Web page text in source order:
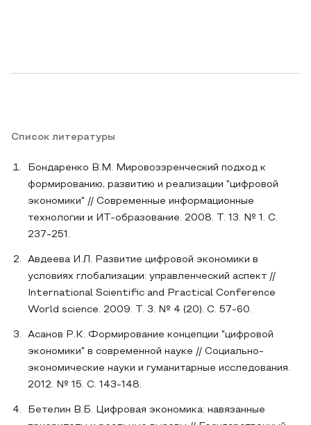
Список литературы
Бондаренко В.М. Мировоззренческий подход к
формированию, развитию и реализации "цифровой
экономики" // Современные информационные
технологии и ИТ-образование. 2008. Т. 13. № 1. С.
237-251.
Авдеева И.Л. Развитие цифровой экономики в
условиях глобализации: управленческий аспект //
International Scientific and Practical Conference
World science. 2009. Т. 3. № 4 (20). С. 57-60.
Асанов Р.К. Формирование концепции "цифровой
экономики" в современной науке // Социально-
экономические науки и гуманитарные исследования.
2012. № 15. С. 143-148.
Бетелин В.Б. Цифровая экономика: навязанные